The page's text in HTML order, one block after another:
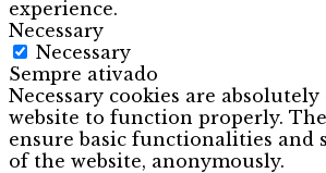
experience.
Necessary
Necessary
Sempre ativado
Necessary cookies are
website to function properly.
ensure basic functionalities and
of the website, anonymously.